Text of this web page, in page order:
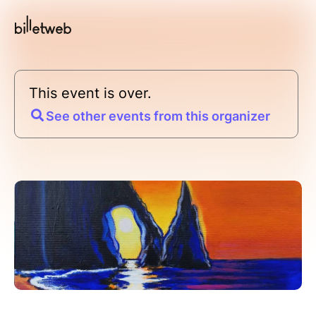
This event is over.
See other events from this organizer